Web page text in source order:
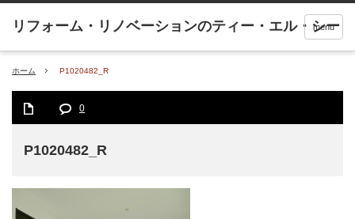
menu
ホーム P1020482_R
0
P1020482_R